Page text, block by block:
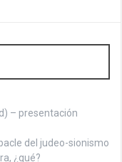
– presentación
del judeo-sionismo
¿qué?